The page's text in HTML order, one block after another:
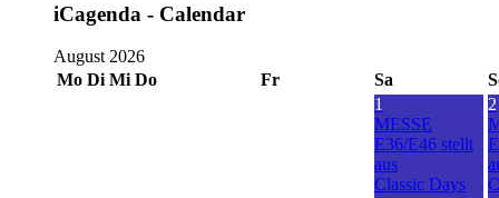
iCagenda - Calendar
August 2026
Mo Di Mi Do Fr Sa
1
MESSE
E36/E46 stellt
aus
Classic Days
2